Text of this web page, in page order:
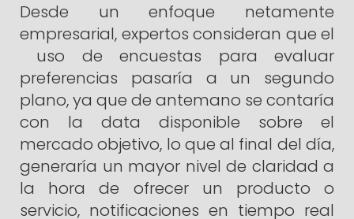
Desde un enfoque netamente
empresarial, expertos consideran que el
uso de encuestas para evaluar
preferencias pasaría a un segundo
plano, ya que de antemano se contaría
con la data disponible sobre el
mercado objetivo, lo que al final del día,
generaría un mayor nivel de claridad a
la hora de ofrecer un producto o
servicio, notificaciones en tiempo real